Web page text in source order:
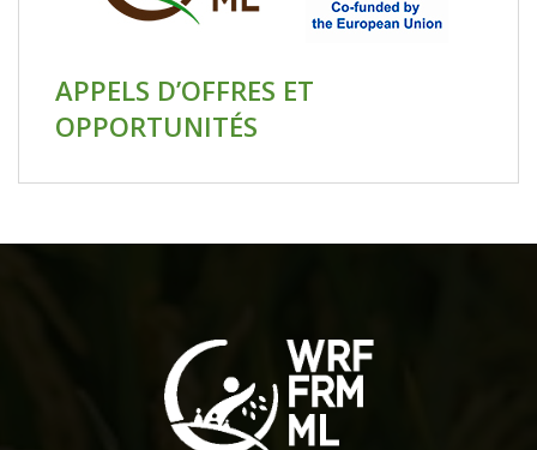
APPELS D’OFFRES ET
OPPORTUNITÉS